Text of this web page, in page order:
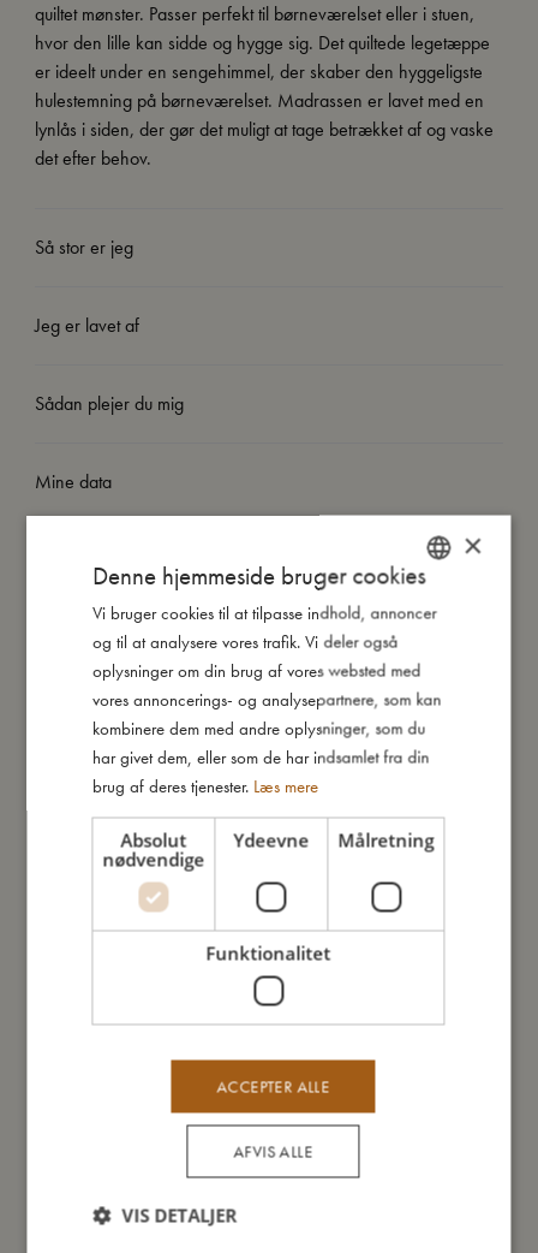
quiltet mønster. Passer perfekt til børneværelset eller i stuen,
hvor den lille kan sidde og hygge sig. Det quiltede legetæppe
er ideelt under en sengehimmel, der skaber den hyggeligste
hulestemning på børneværelset. Madrassen er lavet med en
lynlås i siden, der gør det muligt at tage betrækket af og vaske
det efter behov.
Så stor er jeg
Jeg er lavet af
Sådan plejer du mig
Mine data
Du vil måske også kunne lide
DANISH
GERMAN
×
Denne hjemmeside bruger cookies
Vi bruger cookies til at tilpasse indhold, annoncer
og til at analysere vores trafik. Vi deler også
oplysninger om din brug af vores websted med
vores annoncerings- og analysepartnere, som kan
kombinere dem med andre oplysninger, som du
har givet dem, eller som de har indsamlet fra din
brug af deres tjenester. Læs mere
Absolut
nødvendige
Ydeevne Målretning
Funktionalitet
ACCEPTER ALLE
AFVIS ALLE
VIS DETALJER